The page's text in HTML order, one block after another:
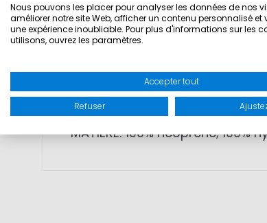
• matériau néoprène (2 mm)
• Polygiene StayFresh pour
• grande liberté de
• adapté aux sports nautiques
• confort optimal en
MATIÈRE: 100% néoprène; 100%
Nous pouvons les placer pour analyser les données de nos
améliorer notre site Web, afficher un contenu personnalisé et
une expérience inoubliable. Pour plus d'informations sur les
utilisons, ouvrez les paramètres.
Accepter tout
Refuser